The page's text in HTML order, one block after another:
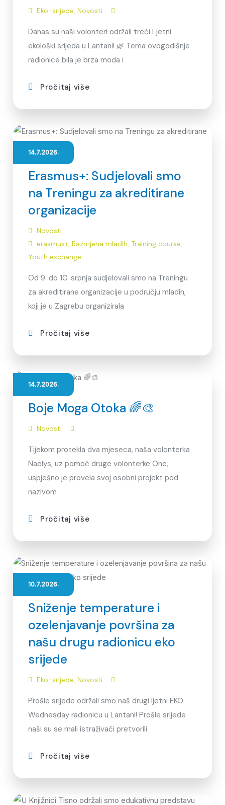
Eko-srijede,Novosti
Danas su naši volonteri održali treći Ljetni
ekološki srijeda u Lantani! 🌿 Tema ovogodišnje
radionice bila je brza moda i
Pročitaj više
14.7.2026.
Erasmus+: Sudjelovali smo
na Treningu za akreditirane
organizacije
Novosti
erasmus+,Razmjena mladih, Training course,
Youth exchange
Od 9. do 10. srpnja sudjelovali smo na Treningu
za akreditirane organizacije u području mladih,
koji je u Zagrebu organizirala
Pročitaj više
14.7.2026.
Boje Moga Otoka 🌈🎨
Novosti
Tijekom protekla dva mjeseca, naša volonterka
Naelys, uz pomoć druge volonterke One,
uspješno je provela svoj osobni projekt pod
nazivom
Pročitaj više
10.7.2026.
Sniženje temperature i
ozelenjavanje površina za
našu drugu radionicu eko
srijede
Eko-srijede,Novosti
Prošle srijede održali smo naš drugi ljetni EKO
Wednesday radionicu u Lantani! Prošle srijede
naši su se mali istraživači pretvorili
Pročitaj više